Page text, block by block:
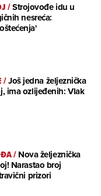
/Strojovođe idu u
nesreća:
/Još jedna željeznička
ima ozlijeđenih: Vlak
/Nova željeznička
Narastao broj
prizori